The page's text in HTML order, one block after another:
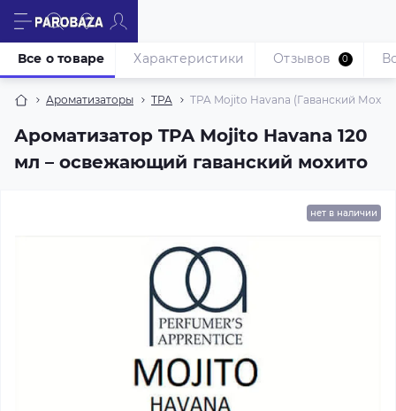
Ароматизаторы TPA TPA Mojito Havana (Гаванский
Ароматизатор TPA Mojito Havana 120
мл – освежающий гаванский мохито
Все о товаре Характеристики Отзывов 0
нет в наличии